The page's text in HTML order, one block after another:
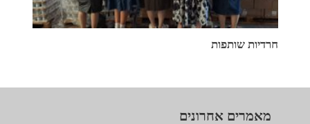
חרדיות שותפות
מאמרים אחרונים